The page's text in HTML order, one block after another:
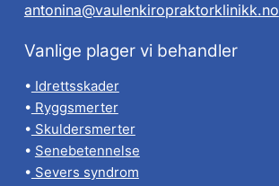
antonina@vaulenkiropraktorklinikk.no
Vanlige plager vi behandler
• Idrettsskader
• Ryggsmerter
• Skuldersmerter
• Senebetennelse
• Severs syndrom